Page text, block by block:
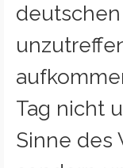
Tag nicht
Sinne des